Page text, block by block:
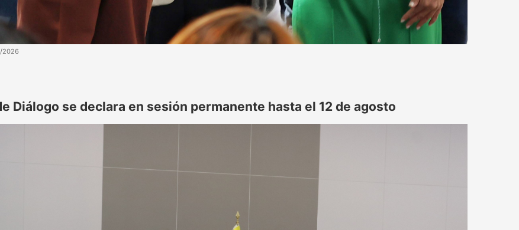
2026
Diálogo se declara en sesión permanente hasta el 12 de agosto